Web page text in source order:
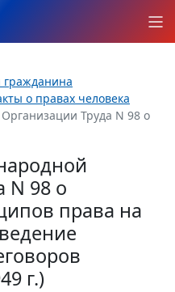
гражданина
о правах человека
Труда N 98 о
N 98 о
права на
г.)